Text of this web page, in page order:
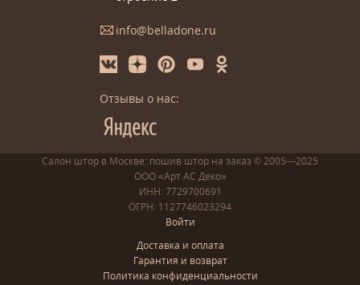
info@belladone.ru
Отзывы о нас:
Салон штор в Москве: пошив штор на заказ © 2005—2025
ООО «Арт АС Деко»
ИНН: 7729700691
ОГРН: 1127746023294
Войти
Доставка и оплата
Гарантия и возврат
Политика конфиденциальности